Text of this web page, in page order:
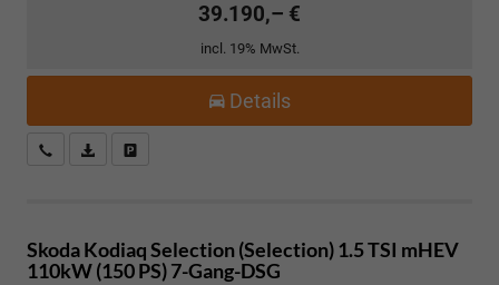
39.190,– €
incl. 19% MwSt.
Details
Kostenloser Rückruf-Service
PDF-Datei, Fahrzeugexposé drucken
Skoda KodiaqSelection (Selection) 1.5 TSI mHEV
110kW (150 PS) 7-Gang-DSG